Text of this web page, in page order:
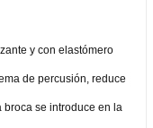
y con elastómero
de percusión, reduce
se introduce en la